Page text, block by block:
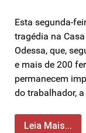
Esta segunda-
tragédia na
Odessa, que,
e mais de 200
permanecem
do trabalhador,
Leia Mais...